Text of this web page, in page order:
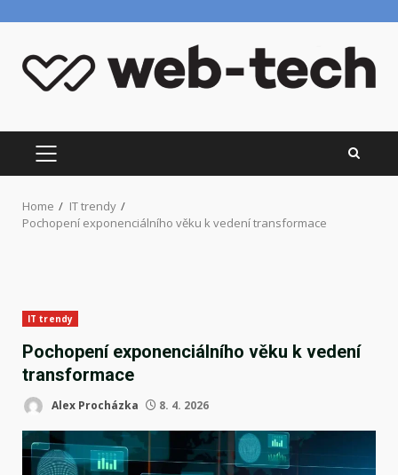
content
PRIMARY
MENU
Home
IT trendy
Pochopení exponenciálního věku k vedení transformace
IT trendy
Pochopení exponenciálního věku k vedení
transformace
Alex Procházka 8. 4. 2026